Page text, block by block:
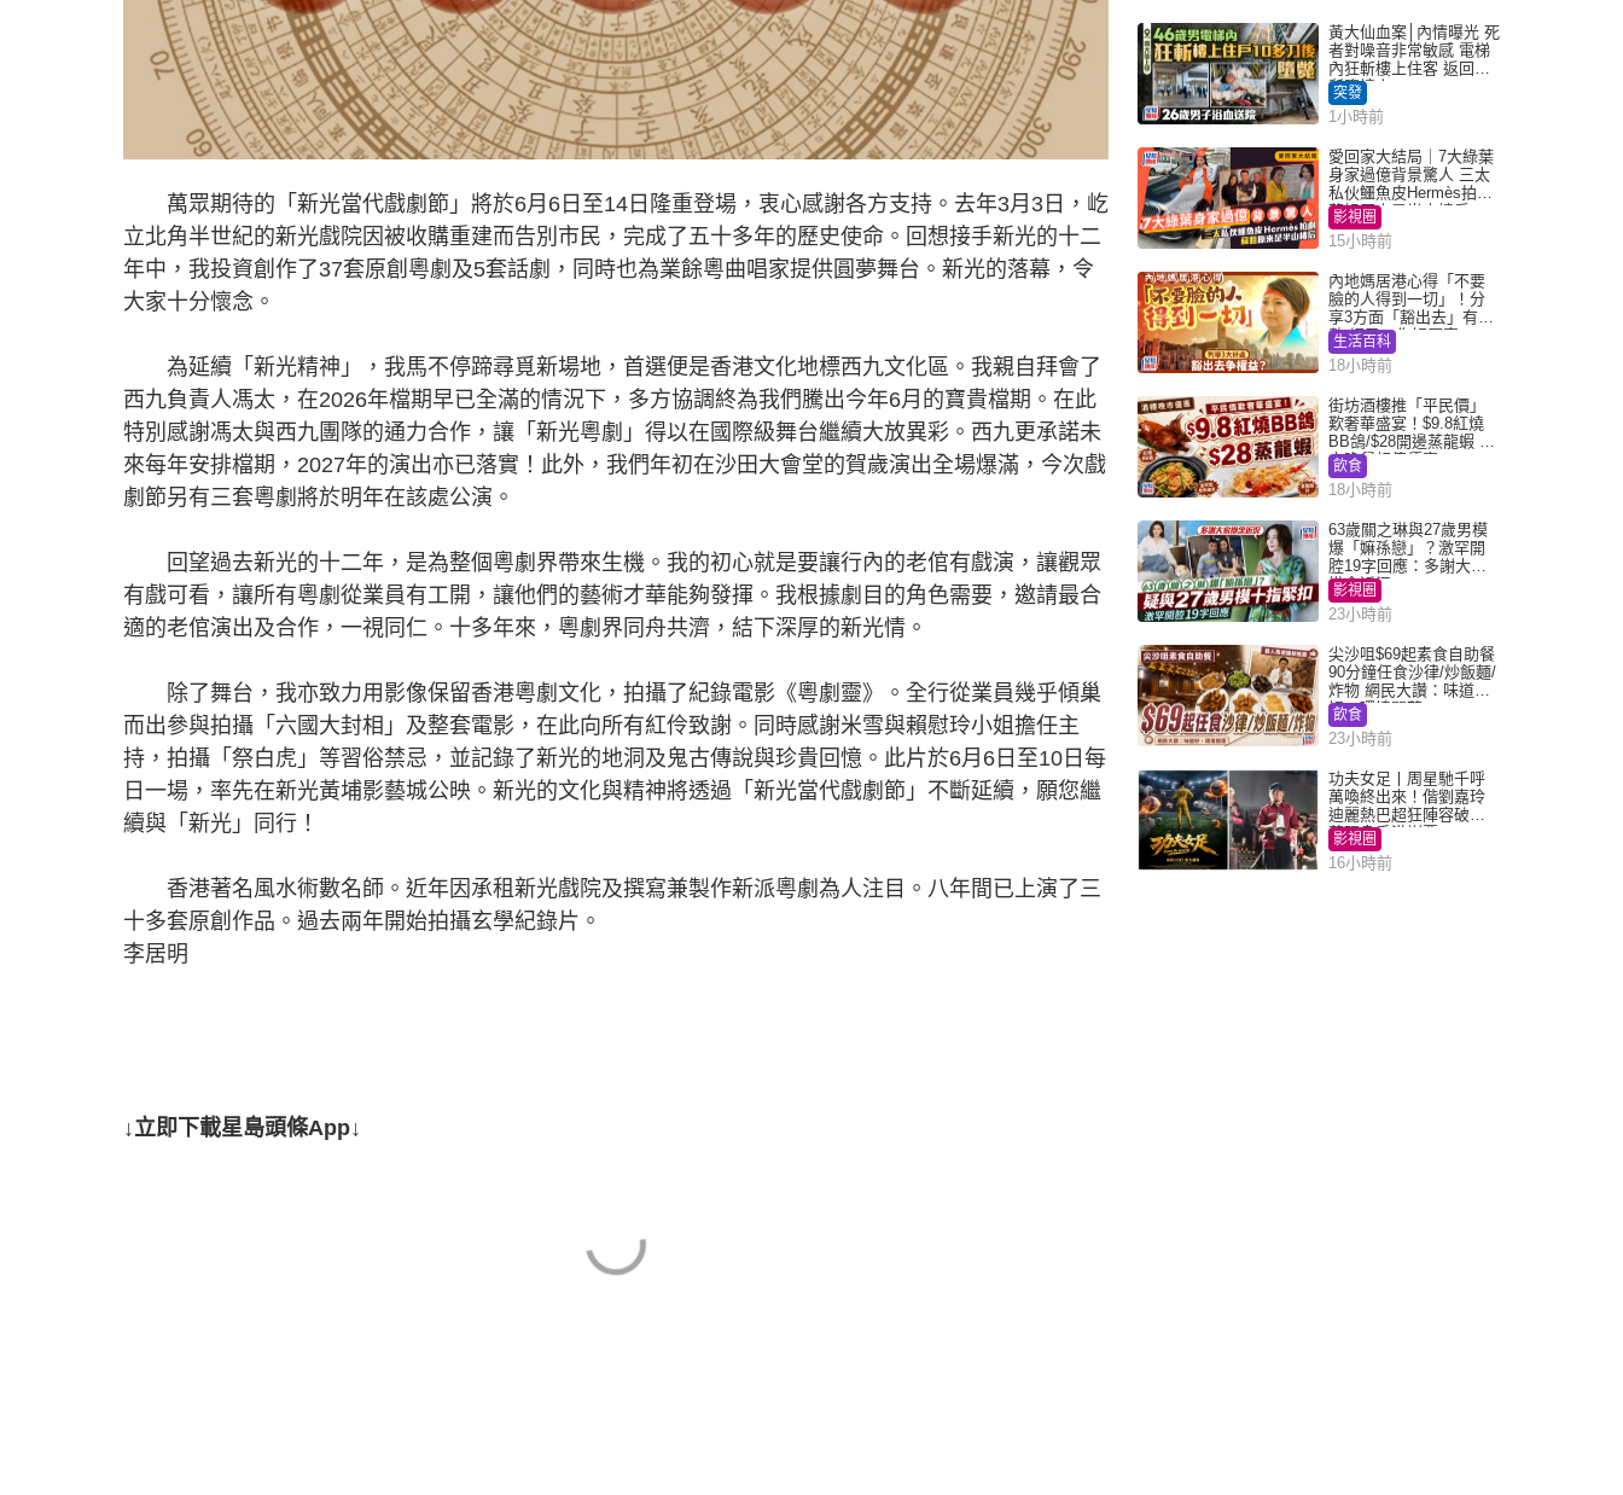
萬眾期待的「新光當代戲劇節」將於6月6日至14日隆重登場，衷心感謝各方支持。去年3月3日，屹
立北角半世紀的新光戲院因被收購重建而告別市民，完成了五十多年的歷史使命。回想接手新光的十二
年中，我投資創作了37套原創粵劇及5套話劇，同時也為業餘粵曲唱家提供圓夢舞台。新光的落幕，令
大家十分懷念。
為延續「新光精神」，我馬不停蹄尋覓新場地，首選便是香港文化地標西九文化區。我親自拜會了
西九負責人馮太，在2026年檔期早已全滿的情況下，多方協調終為我們騰出今年6月的寶貴檔期。在此
特別感謝馮太與西九團隊的通力合作，讓「新光粵劇」得以在國際級舞台繼續大放異彩。西九更承諾未
來每年安排檔期，2027年的演出亦已落實！此外，我們年初在沙田大會堂的賀歲演出全場爆滿，今次戲
劇節另有三套粵劇將於明年在該處公演。
回望過去新光的十二年，是為整個粵劇界帶來生機。我的初心就是要讓行內的老倌有戲演，讓觀眾
有戲可看，讓所有粵劇從業員有工開，讓他們的藝術才華能夠發揮。我根據劇目的角色需要，邀請最合
適的老倌演出及合作，一視同仁。十多年來，粵劇界同舟共濟，結下深厚的新光情。
除了舞台，我亦致力用影像保留香港粵劇文化，拍攝了紀錄電影《粵劇靈》。全行從業員幾乎傾巢
而出參與拍攝「六國大封相」及整套電影，在此向所有紅伶致謝。同時感謝米雪與賴慰玲小姐擔任主
持，拍攝「祭白虎」等習俗禁忌，並記錄了新光的地洞及鬼古傳說與珍貴回憶。此片於6月6日至10日每
日一場，率先在新光黃埔影藝城公映。新光的文化與精神將透過「新光當代戲劇節」不斷延續，願您繼
續與「新光」同行！
香港著名風水術數名師。近年因承租新光戲院及撰寫兼製作新派粵劇為人注目。八年間已上演了三
十多套原創作品。過去兩年開始拍攝玄學紀錄片。
李居明
↓立即下載星島頭條App↓
黃大仙血案│內情曝光 死
者對噪音非常敏感 電梯
內狂斬樓上住客 返回住
所墮樓亡
突發
1小時前
愛回家大結局｜7大綠葉
身家過億背景驚人 三太
私伙鱷魚皮Hermès拍劇
蘇姐原來是半山樓后
影視圈
15小時前
內地媽居港心得「不要
臉的人得到一切」！分
享3方面「豁出去」有著
數 網民：你好厲害
生活百科
18小時前
街坊酒樓推「平民價」
歎奢華盛宴！$9.8紅燒
BB鴿/$28開邊蒸龍蝦 3
大晚餐超值優惠
飲食
18小時前
63歲關之琳與27歲男模
爆「嫲孫戀」？激罕開
腔19字回應：多謝大家
掛念近況
影視圈
23小時前
尖沙咀$69起素食自助餐
90分鐘任食沙律/炒飯麵/
炸物 網民大讚：味道
好，環境闊落
飲食
23小時前
功夫女足丨周星馳千呼
萬喚終出來！偕劉嘉玲
迪麗熱巴超狂陣容破天
荒現身香港謝票
影視圈
16小時前